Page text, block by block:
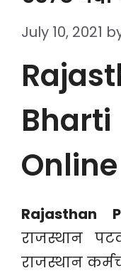
July 10, 2021
Online
Rajasthan
राजस्थान
राजस्थान